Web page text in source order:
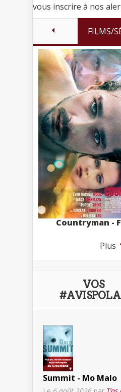
vous inscrire à nos
FILMS/
Countryman -
Plus
VOS
Summit - Mo Malo